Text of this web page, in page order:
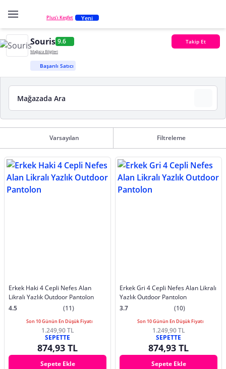
Plus'ı Keşfet Yeni
Souris 9.6 Takip Et
Mağaza Bilgileri
Başarılı Satıcı
Varsayılan Filtreleme
Erkek Haki 4 Cepli Nefes Alan
Likralı Yazlık Outdoor Pantolon
4.5
(11)
Son 10 Günün En Düşük Fiyatı
1.249,90 TL
SEPETTE
874,93 TL
Sepete Ekle
Erkek Gri 4 Cepli Nefes Alan Likralı
Yazlık Outdoor Pantolon
3.7
(10)
Son 10 Günün En Düşük Fiyatı
1.249,90 TL
SEPETTE
874,93 TL
Sepete Ekle